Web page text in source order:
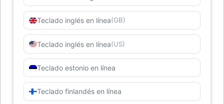
Teclado inglés en línea(GB)
Teclado inglés en línea(US)
Teclado estonio en línea
Teclado finlandés en línea